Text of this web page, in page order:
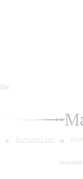
Большой зал